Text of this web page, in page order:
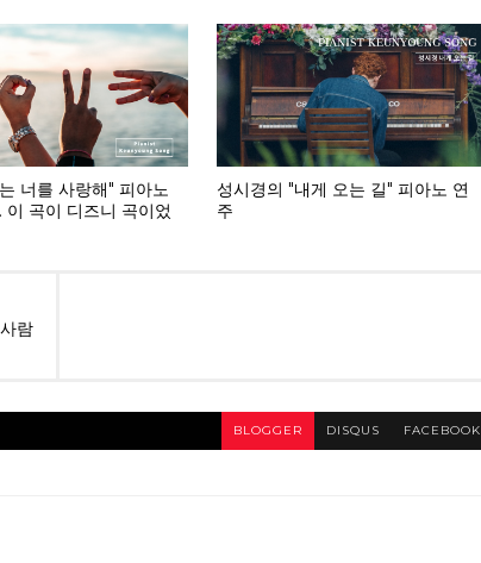
너를 사랑해" 피아노
곡이 디즈니 곡이었
성시경의 "내게 오는 길" 피아노 연
주
람
BLOGGER DISQUS FACEBOOK